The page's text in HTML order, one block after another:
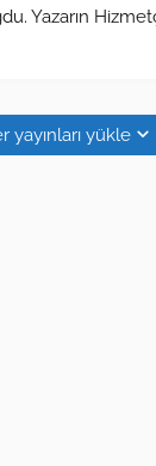
Yazarın
yayınları yükle